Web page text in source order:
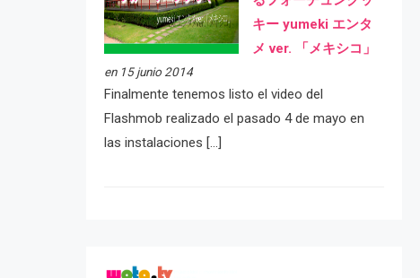
キー yumeki エンタ
メ ver. 「メキシコ」
en 15 junio 2014
Finalmente tenemos listo el video del
Flashmob realizado el pasado 4 de mayo en
las instalaciones […]